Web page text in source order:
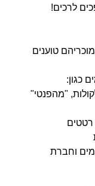
לרכים!
טוענים
כגון:
"מהפנטי"
רטטים
וחברת